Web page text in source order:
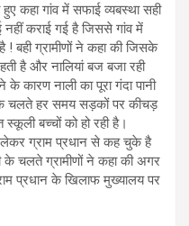
कहा गांव में सफाई व्यबस्था सही
कराई गई है जिससे गांव में
! बही ग्रामीणों ने कहा की जिसके
है और नालियां बज बजा रही
कारण नाली का पूरा गंदा पानी
चलते हर समय सड़कों पर कीचड़
बच्चों को हो रही है।
लेकर ग्राम प्रधान से कह चुके है
के चलते ग्रामीणों ने कहा की अगर
प्रधान के खिलाफ मुख्यालय पर